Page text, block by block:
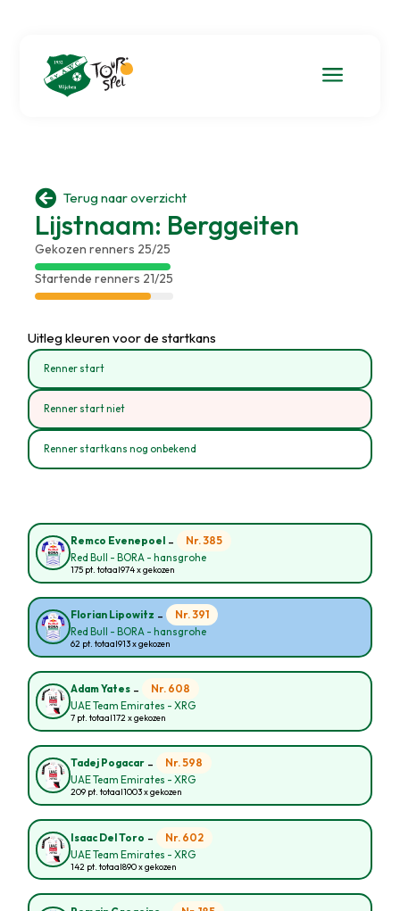
a
 Terug naar overzicht
Lijstnaam: Berggeiten
Gekozen renners 25/25
Startende renners 21/25
Uitleg kleuren voor de startkans
Renner start
Renner start niet
Renner startkans nog onbekend
Remco Evenepoel - Nr. 385
Red Bull - BORA - hansgrohe
175 pt. totaal974 x gekozen
Florian Lipowitz - Nr. 391
Red Bull - BORA - hansgrohe
62 pt. totaal913 x gekozen
Adam Yates - Nr. 608
UAE Team Emirates - XRG
7 pt. totaal172 x gekozen
Tadej Pogacar - Nr. 598
UAE Team Emirates - XRG
209 pt. totaal1003 x gekozen
Isaac Del Toro - Nr. 602
UAE Team Emirates - XRG
142 pt. totaal890 x gekozen